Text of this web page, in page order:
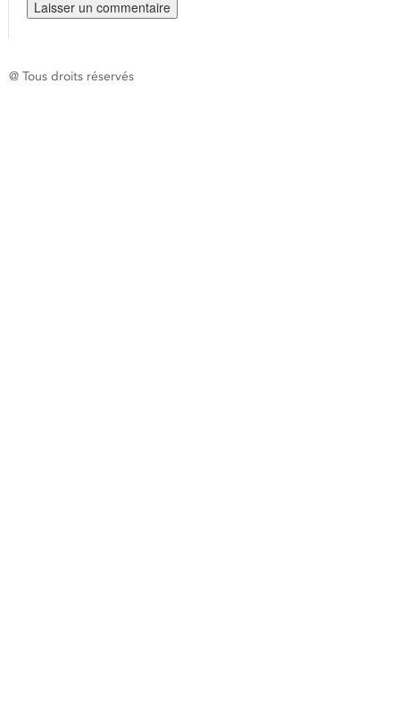
@ Tous droits réservés